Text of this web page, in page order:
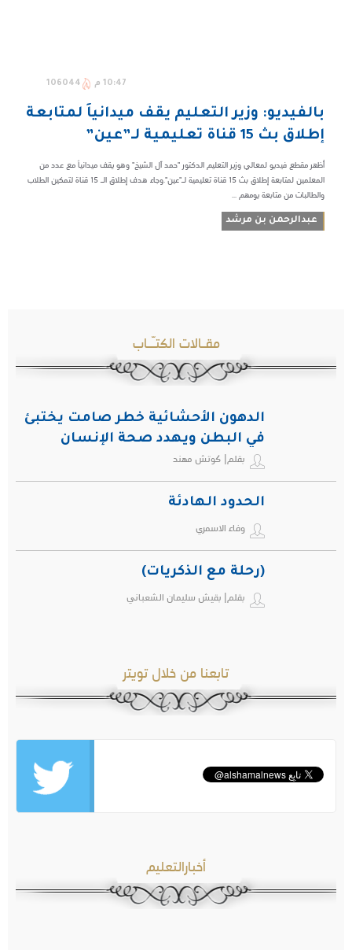
10:47 م 106044
بالفيديو: وزير التعليم يقف ميدانياً لمتابعة
إطلاق بث 15 قناة تعليمية لـ”عين”
أظهر مقطع فيديو لمعالي وزير التعليم الدكتور "حمد آل الشيخ" وهو يقف ميدانياً مع عدد من
المعلمين لمتابعة إطلاق بث 15 قناة تعليمية لـ"عين".وجاء هدف إطلاق الـ 15 قناة لتمكين الطلاب
والطالبات من متابعة يومهم ...
عبدالرحمن بن مرشد
مقـالات الكتـّـاب
الدهون الأحشائية خطر صامت يختبئ
في البطن ويهدد صحة الإنسان
بقلم| كوتش مهند
الحدود الهادئة
وفاء الاسمري
(رحلة مع الذكريات)
بقلم| بقيش سليمان الشعباني
تابعنا من خلال تويتر
أخبارالتعليم